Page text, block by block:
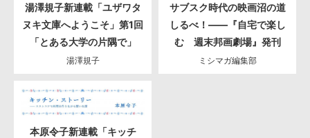
湯澤規子新連載「ユザワタ
ヌキ文庫へようこそ」第1回
「とある大学の片隅で」
湯澤規子
サブスク時代の映画沼の道
しるべ！――『自宅で楽し
む 週末邦画劇場』発刊
ミシマガ編集部
本原令子新連載「キッチ